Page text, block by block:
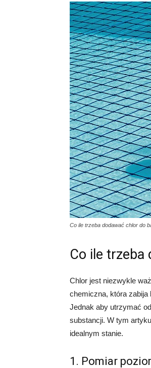
Co ile trzeba dodawać chlor do
Co ile trzeba
Chlor jest niezwykle
chemiczna, która zabija
Jednak aby utrzymać
substancji. W tym
idealnym stanie.
1. Pomiar